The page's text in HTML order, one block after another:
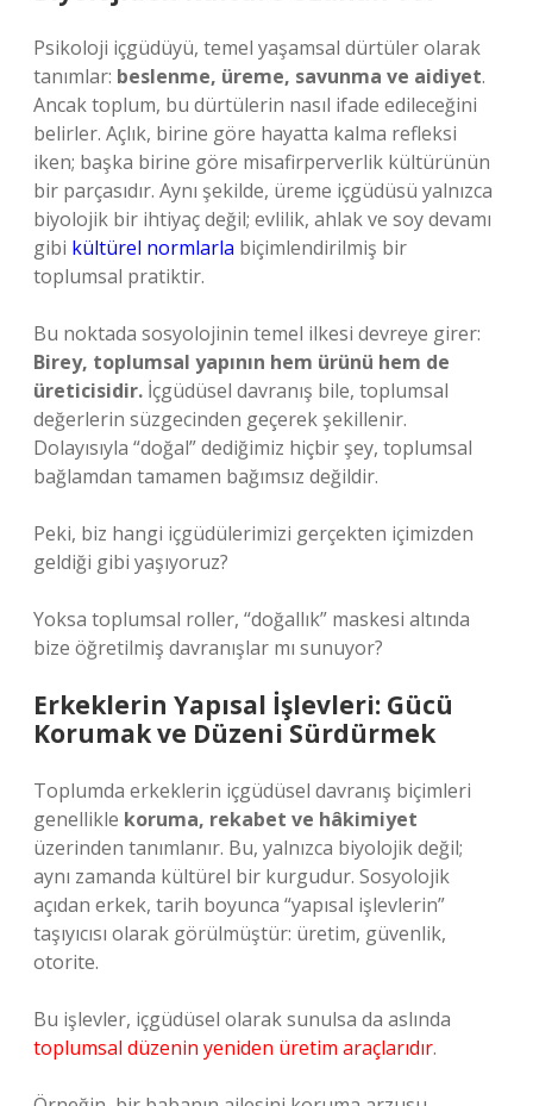
Psikoloji içgüdüyü, temel yaşamsal dürtüler olarak
tanımlar: beslenme, üreme, savunma ve aidiyet.
Ancak toplum, bu dürtülerin nasıl ifade edileceğini
belirler. Açlık, birine göre hayatta kalma refleksi
iken; başka birine göre misafirperverlik kültürünün
bir parçasıdır. Aynı şekilde, üreme içgüdüsü yalnızca
biyolojik bir ihtiyaç değil; evlilik, ahlak ve soy devamı
gibi kültürel normlarla biçimlendirilmiş bir
toplumsal pratiktir.
Bu noktada sosyolojinin temel ilkesi devreye girer:
Birey, toplumsal yapının hem ürünü hem de
üreticisidir. İçgüdüsel davranış bile, toplumsal
değerlerin süzgecinden geçerek şekillenir.
Dolayısıyla “doğal” dediğimiz hiçbir şey, toplumsal
bağlamdan tamamen bağımsız değildir.
Peki, biz hangi içgüdülerimizi gerçekten içimizden
geldiği gibi yaşıyoruz?
Yoksa toplumsal roller, “doğallık” maskesi altında
bize öğretilmiş davranışlar mı sunuyor?
Erkeklerin Yapısal İşlevleri: Gücü
Korumak ve Düzeni Sürdürmek
Toplumda erkeklerin içgüdüsel davranış biçimleri
genellikle koruma, rekabet ve hâkimiyet
üzerinden tanımlanır. Bu, yalnızca biyolojik değil;
aynı zamanda kültürel bir kurgudur. Sosyolojik
açıdan erkek, tarih boyunca “yapısal işlevlerin”
taşıyıcısı olarak görülmüştür: üretim, güvenlik,
otorite.
Bu işlevler, içgüdüsel olarak sunulsa da aslında
toplumsal düzenin yeniden üretim araçlarıdır.